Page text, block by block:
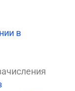
в